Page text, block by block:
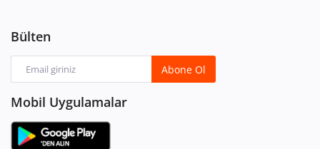
Bülten
Abone Ol
Mobil Uygulamalar